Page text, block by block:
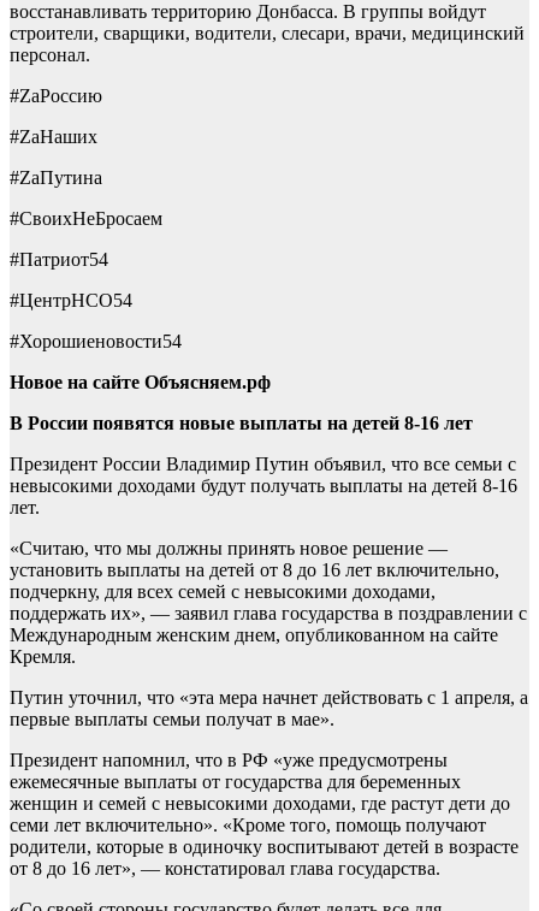
восстанавливать территорию Донбасса. В группы войдут
строители, сварщики, водители, слесари, врачи, медицинский
персонал.
#ZаРоссию
#ZаНаших
#ZаПутина
#СвоихНеБросаем
#Патриот54
#ЦентрНСО54
#Хорошиеновости54
Новое на сайте Объясняем.рф
В России появятся новые выплаты на детей 8-16 лет
Президент России Владимир Путин объявил, что все семьи с
невысокими доходами будут получать выплаты на детей 8-16
лет.
«Считаю, что мы должны принять новое решение —
установить выплаты на детей от 8 до 16 лет включительно,
подчеркну, для всех семей с невысокими доходами,
поддержать их», — заявил глава государства в поздравлении с
Международным женским днем, опубликованном на сайте
Кремля.
Путин уточнил, что «эта мера начнет действовать с 1 апреля, а
первые выплаты семьи получат в мае».
Президент напомнил, что в РФ «уже предусмотрены
ежемесячные выплаты от государства для беременных
женщин и семей с невысокими доходами, где растут дети до
семи лет включительно». «Кроме того, помощь получают
родители, которые в одиночку воспитывают детей в возрасте
от 8 до 16 лет», — констатировал глава государства.